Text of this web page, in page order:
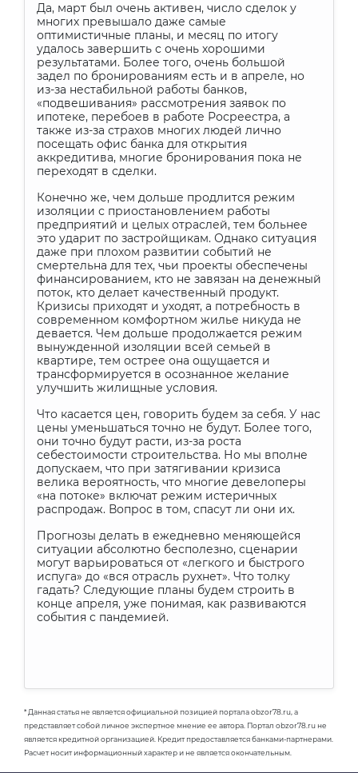
Да, март был очень активен, число сделок у
многих превышало даже самые
оптимистичные планы, и месяц по итогу
удалось завершить с очень хорошими
результатами. Более того, очень большой
задел по бронированиям есть и в апреле, но
из-за нестабильной работы банков,
«подвешивания» рассмотрения заявок по
ипотеке, перебоев в работе Росреестра, а
также из-за страхов многих людей лично
посещать офис банка для открытия
аккредитива, многие бронирования пока не
переходят в сделки.
Конечно же, чем дольше продлится режим
изоляции с приостановлением работы
предприятий и целых отраслей, тем больнее
это ударит по застройщикам. Однако ситуация
даже при плохом развитии событий не
смертельна для тех, чьи проекты обеспечены
финансированием, кто не завязан на денежный
поток, кто делает качественный продукт.
Кризисы приходят и уходят, а потребность в
современном комфортном жилье никуда не
девается. Чем дольше продолжается режим
вынужденной изоляции всей семьей в
квартире, тем острее она ощущается и
трансформируется в осознанное желание
улучшить жилищные условия.
Что касается цен, говорить будем за себя. У нас
цены уменьшаться точно не будут. Более того,
они точно будут расти, из-за роста
себестоимости строительства. Но мы вполне
допускаем, что при затягивании кризиса
велика вероятность, что многие девелоперы
«на потоке» включат режим истеричных
распродаж. Вопрос в том, спасут ли они их.
Прогнозы делать в ежедневно меняющейся
ситуации абсолютно бесполезно, сценарии
могут варьироваться от «легкого и быстрого
испуга» до «вся отрасль рухнет». Что толку
гадать? Следующие планы будем строить в
конце апреля, уже понимая, как развиваются
события с пандемией.
* Данная статья не является официальной позицией портала obzor78.ru, а
представляет собой личное экспертное мнение ее автора. Портал obzor78.ru не
является кредитной организацией. Кредит предоставляется банками-партнерами.
Расчет носит информационный характер и не является окончательным.